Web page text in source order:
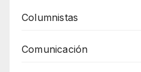
Columnistas
Comunicación